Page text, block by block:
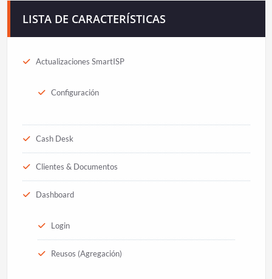
LISTA DE CARACTERÍSTICAS
Actualizaciones SmartISP
Configuración
Cash Desk
Clientes & Documentos
Dashboard
Login
Reusos (Agregación)